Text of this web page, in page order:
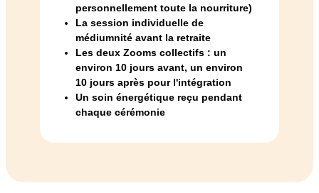
personnellement toute la nourriture)
La session individuelle de
médiumnité avant la retraite
Les deux Zooms collectifs : un
environ 10 jours avant, un environ
10 jours après pour l'intégration
Un soin énergétique reçu pendant
chaque cérémonie